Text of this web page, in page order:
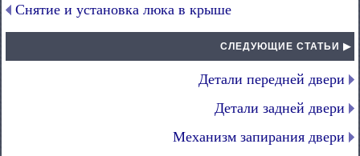
Снятие и установка люка в крыше
СЛЕДУЮЩИЕ СТАТЬИ ▶
Детали передней двери
Детали задней двери
Механизм запирания двери